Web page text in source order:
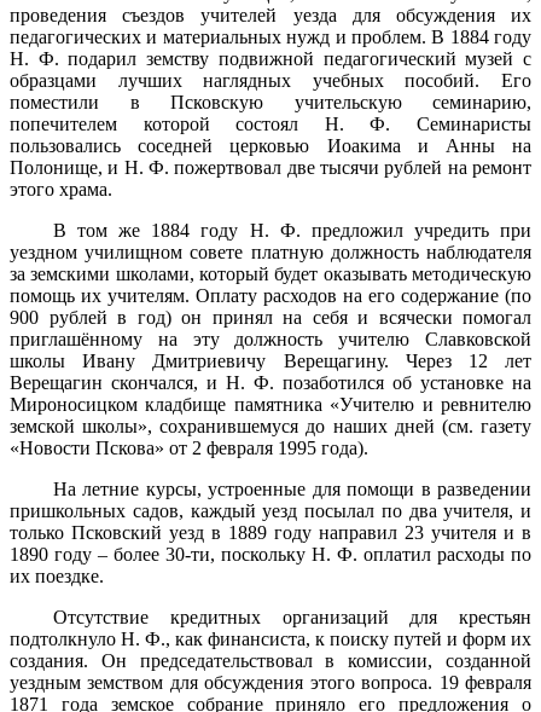
проведения съездов учителей уезда для обсуждения их
педагогических и материальных нужд и проблем. В 1884 году
Н. Ф. подарил земству подвижной педагогический музей с
образцами лучших наглядных учебных пособий. Его
поместили в Псковскую учительскую семинарию,
попечителем которой состоял Н. Ф. Семинаристы
пользовались соседней церковью Иоакима и Анны на
Полонище, и Н. Ф. пожертвовал две тысячи рублей на ремонт
этого храма.
В том же 1884 году Н. Ф. предложил учредить при
уездном училищном совете платную должность наблюдателя
за земскими школами, который будет оказывать методическую
помощь их учителям. Оплату расходов на его содержание (по
900 рублей в год) он принял на себя и всячески помогал
приглашённому на эту должность учителю Славковской
школы Ивану Дмитриевичу Верещагину. Через 12 лет
Верещагин скончался, и Н. Ф. позаботился об установке на
Мироносицком кладбище памятника «Учителю и ревнителю
земской школы», сохранившемуся до наших дней (см. газету
«Новости Пскова» от 2 февраля 1995 года).
На летние курсы, устроенные для помощи в разведении
пришкольных садов, каждый уезд посылал по два учителя, и
только Псковский уезд в 1889 году направил 23 учителя и в
1890 году – более 30-ти, поскольку Н. Ф. оплатил расходы по
их поездке.
Отсутствие кредитных организаций для крестьян
подтолкнуло Н. Ф., как финансиста, к поиску путей и форм их
создания. Он председательствовал в комиссии, созданной
уездным земством для обсуждения этого вопроса. 19 февраля
1871 года земское собрание приняло его предложения о